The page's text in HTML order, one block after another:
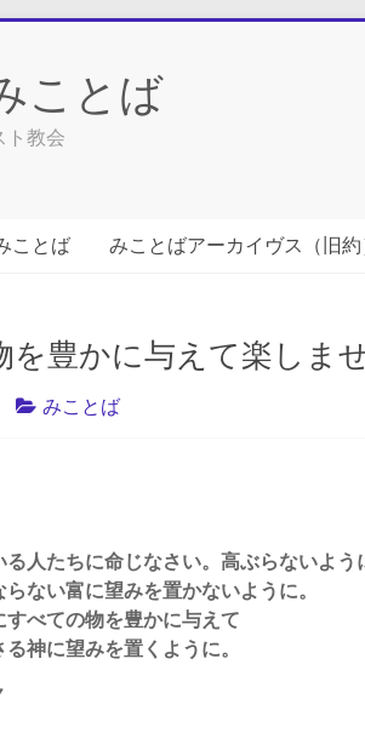
ことば
ト教会
ことば みことばアーカイヴス（旧約
を豊かに与えて楽しま
みことば
人たちに命じなさい。高ぶらないよう
ない富に望みを置かないように。
すべての物を豊かに与えて
神に望みを置くように。